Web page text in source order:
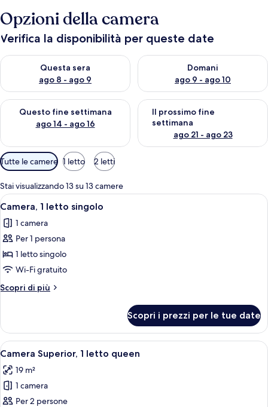
Opzioni della camera
Verifica la disponibilità per queste date
Questa sera
ago 8 - ago 9
Verifica la disponibilità per questa sera, ago 8 - ago 9
Domani
ago 9 - ago 10
Verifica la disponibilità per
Questo fine settimana
ago 14 - ago 16
Verifica la disponibilità per questo fine settimana, ago 14 -
Il prossimo fine
settimana
ago 21 - ago 23
Verifica la disponibilità per il
Filtri
disponibili
per
le
camere
Tutte le camere 1 letto 2 letti
Stai visualizzando 13 su 13 camere
Apri
tutte
le
foto
per
Camera,
1
letto
Camera d'albergo con un letto, una
7
Camera, 1 letto singolo
1 camera
Per 1 persona
1 letto singolo
Wi-Fi gratuito
Scopri di più
Altri
1
letto
singolo
Scopri i prezzi per le tue date
Apri
tutte
le
foto
per
Camera d'albergo con un letto
4
Camera Superior, 1 letto queen
19 m²
1 camera
Per 2 persone